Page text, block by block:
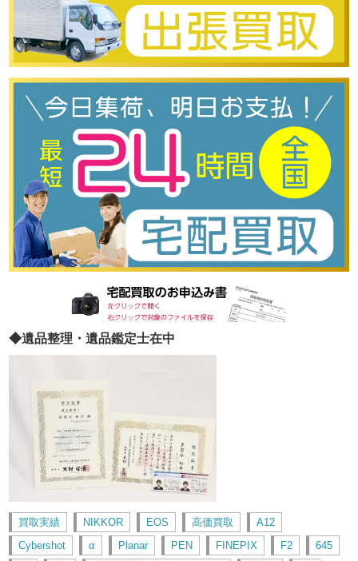
◆遺品整理・遺品鑑定士在中
買取実績 NIKKOR EOS 高価買取
A12
Cybershot
α Planar PEN FINEPIX F2
645